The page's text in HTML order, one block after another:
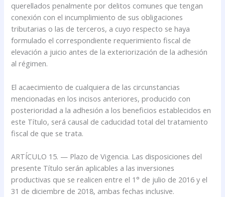
querellados penalmente por delitos comunes que tengan
conexión con el incumplimiento de sus obligaciones
tributarias o las de terceros, a cuyo respecto se haya
formulado el correspondiente requerimiento fiscal de
elevación a juicio antes de la exteriorización de la adhesión
al régimen.
El acaecimiento de cualquiera de las circunstancias
mencionadas en los incisos anteriores, producido con
posterioridad a la adhesión a los beneficios establecidos en
este Título, será causal de caducidad total del tratamiento
fiscal de que se trata.
ARTÍCULO 15. — Plazo de Vigencia. Las disposiciones del
presente Título serán aplicables a las inversiones
productivas que se realicen entre el 1° de julio de 2016 y el
31 de diciembre de 2018, ambas fechas inclusive.